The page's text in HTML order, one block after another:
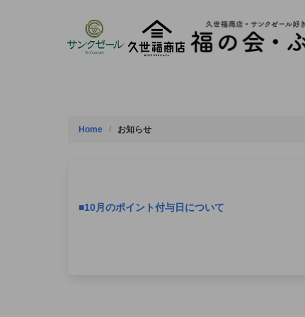
Home お知らせ
■10月のポイント付与日について